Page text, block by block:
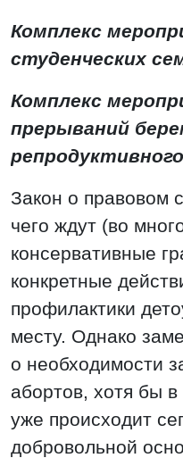
Комплекс
студенческих
Комплекс
прерываний
Закон о правовом
чего ждут (во
консервативные
конкретные
профилактики
месту. Однако
о необходимости
абортов, хотя бы
уже происходит
добровольной